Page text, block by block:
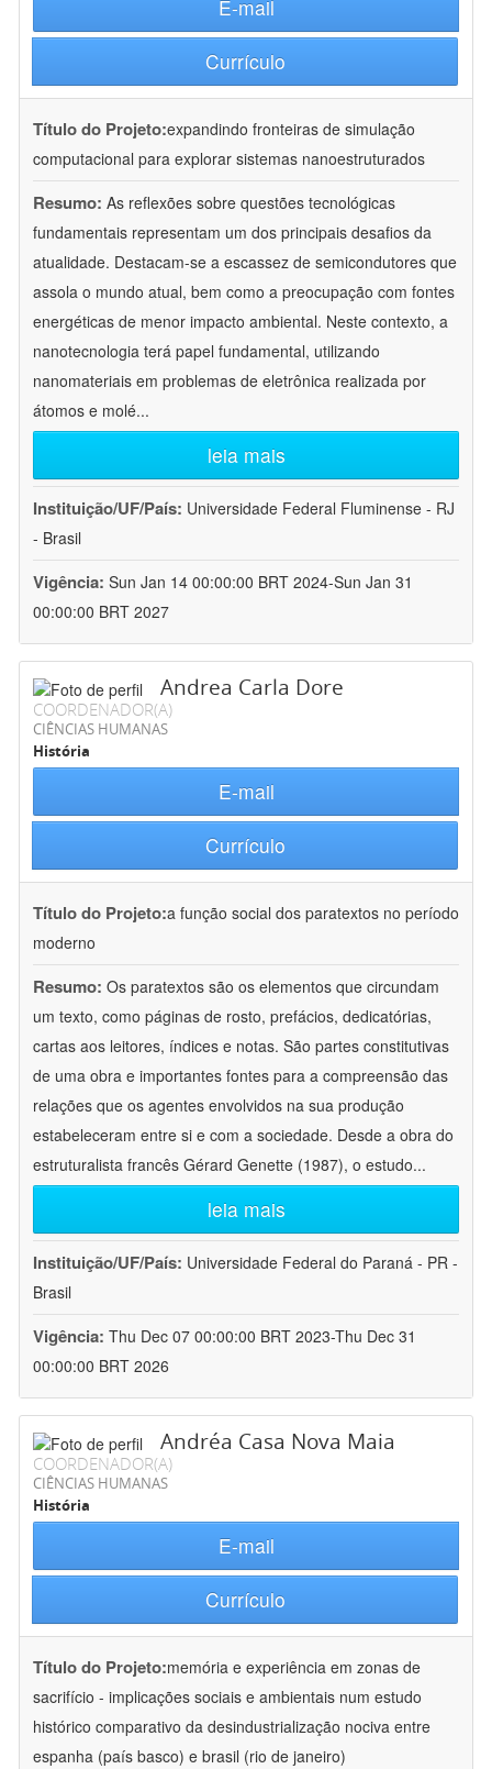
E-mail
Currículo
Título do Projeto:expandindo fronteiras de simulação
computacional para explorar sistemas nanoestruturados
Resumo: As reflexões sobre questões tecnológicas
fundamentais representam um dos principais desafios da
atualidade. Destacam-se a escassez de semicondutores que
assola o mundo atual, bem como a preocupação com fontes
energéticas de menor impacto ambiental. Neste contexto, a
nanotecnologia terá papel fundamental, utilizando
nanomateriais em problemas de eletrônica realizada por
átomos e molé...
leia mais
Instituição/UF/País: Universidade Federal Fluminense - RJ
- Brasil
Vigência: Sun Jan 14 00:00:00 BRT 2024-Sun Jan 31
00:00:00 BRT 2027
Andrea Carla Dore
COORDENADOR(A)
CIÊNCIAS HUMANAS
História
E-mail
Currículo
Título do Projeto:a função social dos paratextos no período
moderno
Resumo: Os paratextos são os elementos que circundam
um texto, como páginas de rosto, prefácios, dedicatórias,
cartas aos leitores, índices e notas. São partes constitutivas
de uma obra e importantes fontes para a compreensão das
relações que os agentes envolvidos na sua produção
estabeleceram entre si e com a sociedade. Desde a obra do
estruturalista francês Gérard Genette (1987), o estudo...
leia mais
Instituição/UF/País: Universidade Federal do Paraná - PR -
Brasil
Vigência: Thu Dec 07 00:00:00 BRT 2023-Thu Dec 31
00:00:00 BRT 2026
Andréa Casa Nova Maia
COORDENADOR(A)
CIÊNCIAS HUMANAS
História
E-mail
Currículo
Título do Projeto:memória e experiência em zonas de
sacrifício - implicações sociais e ambientais num estudo
histórico comparativo da desindustrialização nociva entre
espanha (país basco) e brasil (rio de janeiro)